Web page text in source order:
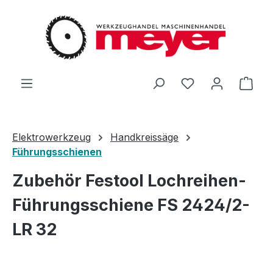
Zum Hauptinhalt springen
Du hast 0
Elektrowerkzeug
Handkreissäge
Führungsschienen
Zubehör Festool Lochreihen-
Führungsschiene FS 2424/2-
LR 32